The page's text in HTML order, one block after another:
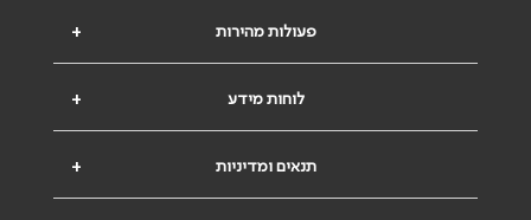
+ פעולות מהירות
+ לוחות מידע
+ תנאים ומדיניות